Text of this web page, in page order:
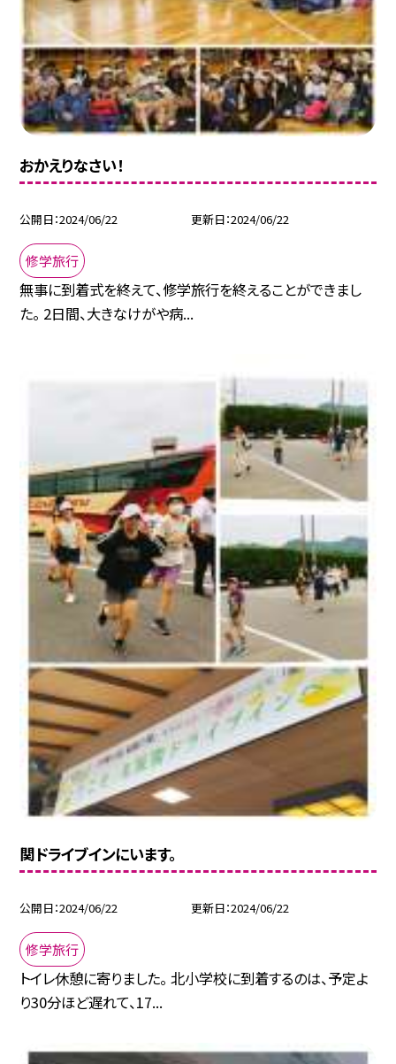
おかえりなさい！
公開日 2024/06/22 更新日 2024/06/22
修学旅行
無事に到着式を終えて、修学旅行を終えることができまし
た。 2日間、大きなけがや病...
関ドライブインにいます。
公開日 2024/06/22 更新日 2024/06/22
修学旅行
トイレ休憩に寄りました。 北小学校に到着するのは、予定よ
り30分ほど遅れて、17...